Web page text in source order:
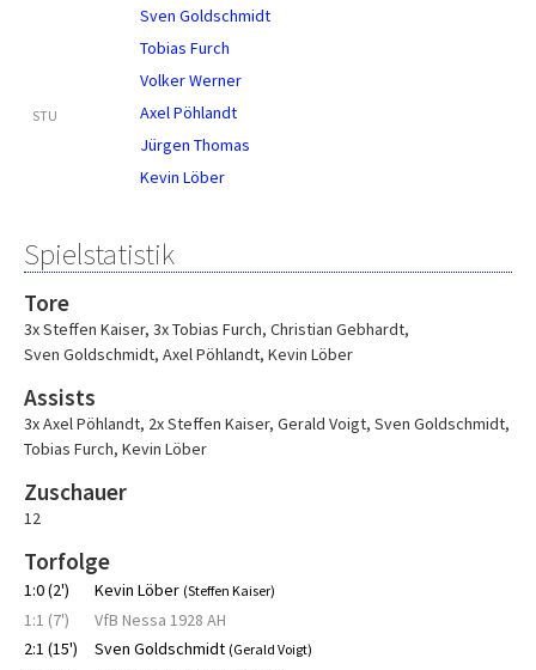
Sven Goldschmidt
Tobias Furch
Volker Werner
STU
Axel Pöhlandt
Jürgen Thomas
Kevin Löber
Spielstatistik
Tore
3x Steffen Kaiser, 3x Tobias Furch, Christian Gebhardt,
Sven Goldschmidt, Axel Pöhlandt, Kevin Löber
Assists
3x Axel Pöhlandt, 2x Steffen Kaiser, Gerald Voigt, Sven Goldschmidt,
Tobias Furch, Kevin Löber
Zuschauer
12
Torfolge
1:0 (2') Kevin Löber (Steffen Kaiser)
1:1 (7')
VfB Nessa 1928 AH
2:1 (15')
Sven Goldschmidt (Gerald Voigt)